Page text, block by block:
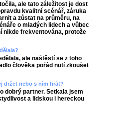
ale tato záležitost je dost
kvalitní scénář, záruka
a zůstat na průměru, na
o mladých lidech a vůbec
nikde frekventována, protože
ale naštěstí se z toho
člověka pořád nutí zkoušet
držet nebo s ním hrát?
dobrý partner. Setkala jsem
a lidskou i hereckou